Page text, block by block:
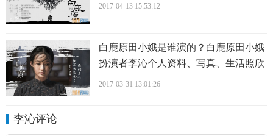
中则饰演了机智勇敢的地下工作者李曼
还与林申、
杨洋 张嘉倪联袂主演了根据九夜茴同名小说改
编的都市青春言情剧《花开半夏》，李沁在剧中则饰演了性
格坚强却命运坎坷的女主角夏如画。
2017-04-13 15:53:12
白鹿原田小娥是谁演的？白鹿原田小娥
扮演者李沁个人资料、写真、生活照欣
赏
2017-03-31 13:01:26
李沁评论